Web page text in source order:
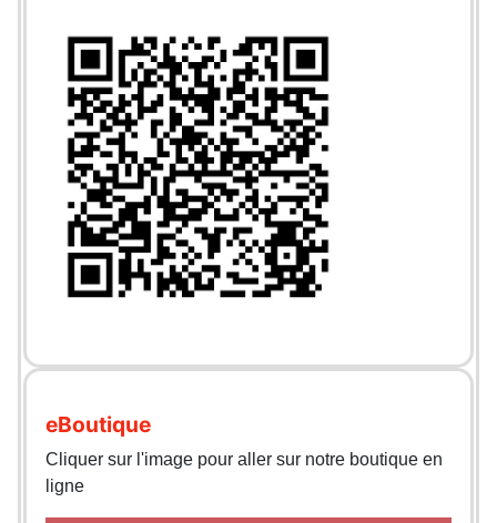
eBoutique
Cliquer sur l'image pour aller sur notre boutique en
ligne